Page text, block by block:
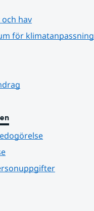
hav
för klimatanpassning